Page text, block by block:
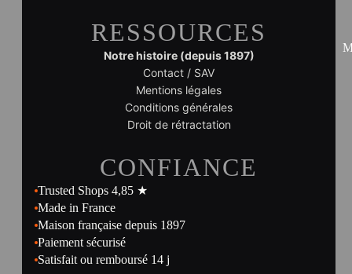
RESSOURCES
Notre histoire (depuis 1897)
Contact / SAV
Mentions légales
Conditions générales
Droit de rétractation
CONFIANCE
Trusted Shops 4,85 ★
Made in France
Maison française depuis 1897
Paiement sécurisé
Satisfait ou remboursé 14 j